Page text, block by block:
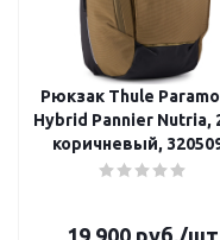
Рюкзак Thule
Hybrid Pannier Nutria,
коричневый,
19 900 руб./шт